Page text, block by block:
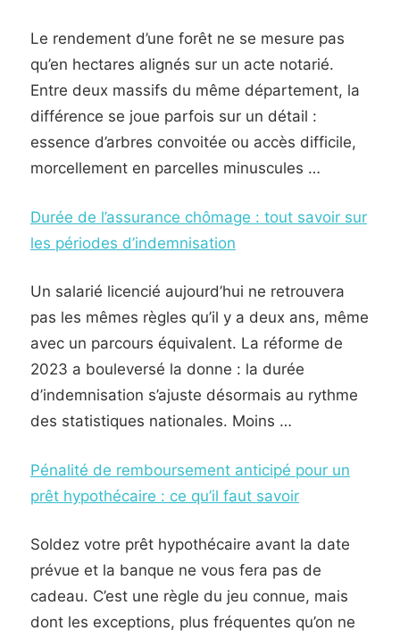
Le rendement d’une forêt ne se mesure pas
qu’en hectares alignés sur un acte notarié.
Entre deux massifs du même département, la
différence se joue parfois sur un détail :
essence d’arbres convoitée ou accès difficile,
morcellement en parcelles minuscules …
Durée de l’assurance chômage : tout savoir sur
les périodes d’indemnisation
Un salarié licencié aujourd’hui ne retrouvera
pas les mêmes règles qu’il y a deux ans, même
avec un parcours équivalent. La réforme de
2023 a bouleversé la donne : la durée
d’indemnisation s’ajuste désormais au rythme
des statistiques nationales. Moins …
Pénalité de remboursement anticipé pour un
prêt hypothécaire : ce qu’il faut savoir
Soldez votre prêt hypothécaire avant la date
prévue et la banque ne vous fera pas de
cadeau. C’est une règle du jeu connue, mais
dont les exceptions, plus fréquentes qu’on ne